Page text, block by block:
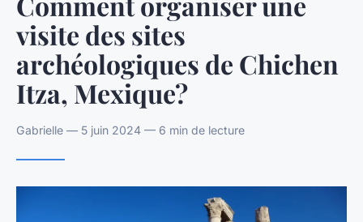
visite des sites
archéologiques de Chichen
Itza, Mexique?
Gabrielle — 5 juin 2024 — 6 min de lecture